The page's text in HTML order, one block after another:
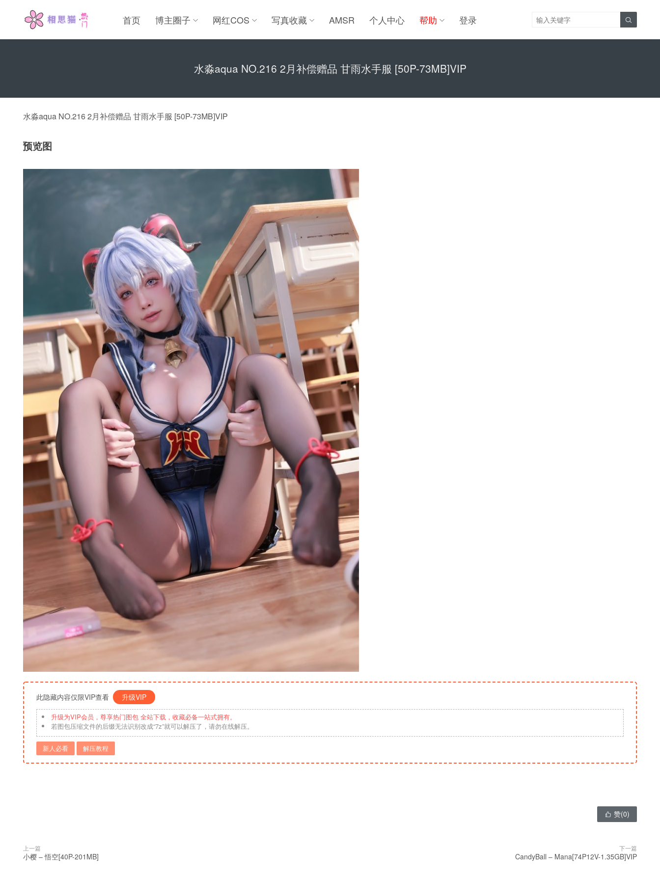
首页 博主圈子 网红COS 写真收藏 AMSR 个人中心 帮助 登录 
水淼aqua NO.216 2月补偿赠品 甘雨水手服 [50P-73MB]VIP
水淼aqua NO.216 2月补偿赠品 甘雨水手服 [50P-73MB]VIP
预览图
此隐藏内容仅限VIP查看 升级VIP
升级为VIP会员，尊享热门图包 全站下载，收藏必备一站式拥有。
若图包压缩文件的后缀无法识别改成“7z”就可以解压了，请勿在线解压。
新人必看 解压教程
 赞(0)
上一篇
小樱 – 悟空[40P-201MB]
下一篇
CandyBall – Mana[74P12V-1.35GB]VIP